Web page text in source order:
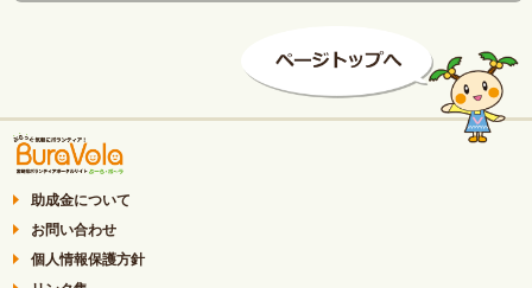
助成金について
お問い合わせ
個人情報保護方針